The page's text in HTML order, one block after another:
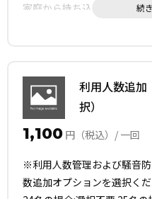
家庭から持ち込んだゴミは
利用人数追加
択）
1,100 円（税込）/ 一回
※利用人数管理および騒音
数追加オプションを選択くだ